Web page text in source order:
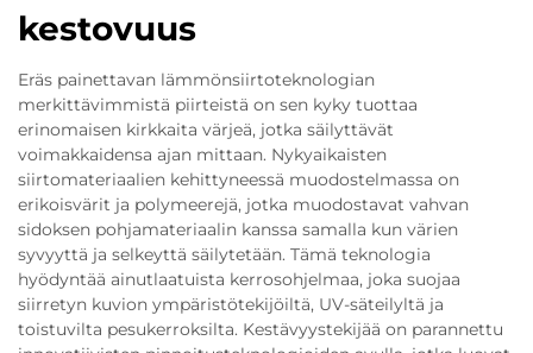
kestovuus
Eräs painettavan lämmönsiirtoteknologian
merkittävimmistä piirteistä on sen kyky tuottaa
erinomaisen kirkkaita värjeä, jotka säilyttävät
voimakkaidensa ajan mittaan. Nykyaikaisten
siirtomateriaalien kehittyneessä muodostelmassa on
erikoisvärit ja polymeerejä, jotka muodostavat vahvan
sidoksen pohjamateriaalin kanssa samalla kun värien
syvyyttä ja selkeyttä säilytetään. Tämä teknologia
hyödyntää ainutlaatuista kerrosohjelmaa, joka suojaa
siirretyn kuvion ympäristötekijöiltä, UV-säteilyltä ja
toistuvilta pesukerroksilta. Kestävyystekijää on parannettu